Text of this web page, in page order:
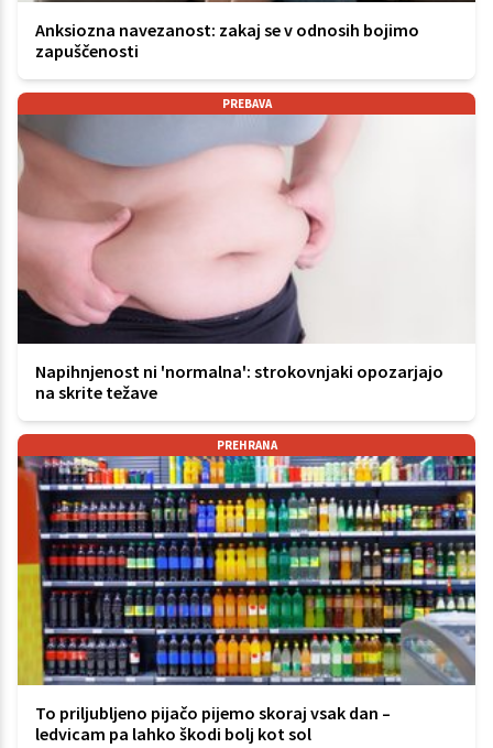
Anksiozna navezanost: zakaj se v odnosih bojimo
zapuščenosti
PREBAVA
Napihnjenost ni 'normalna': strokovnjaki opozarjajo
na skrite težave
PREHRANA
To priljubljeno pijačo pijemo skoraj vsak dan –
ledvicam pa lahko škodi bolj kot sol